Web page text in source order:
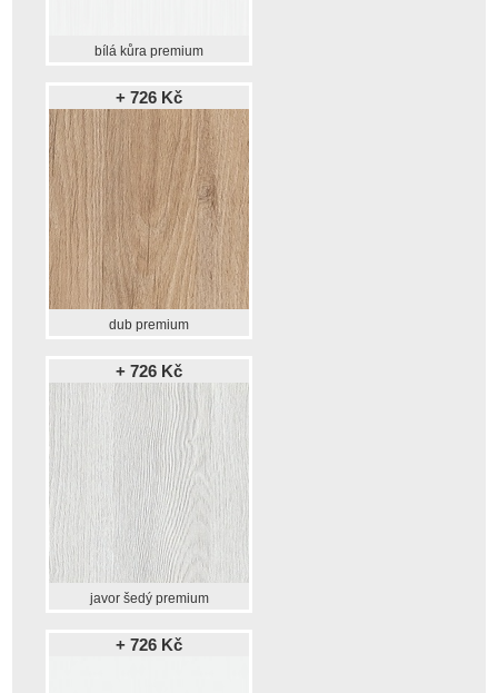
bílá kůra premium
+ 726 Kč
dub premium
+ 726 Kč
javor šedý premium
+ 726 Kč